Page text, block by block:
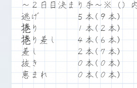
～２日目決まり手～※（）
逃げ ５本(９本)
捲り １本(２本)
捲り差し ４本(６本)
差し ２本(７本)
抜き ０本(０本)
恵まれ ０本(０本)